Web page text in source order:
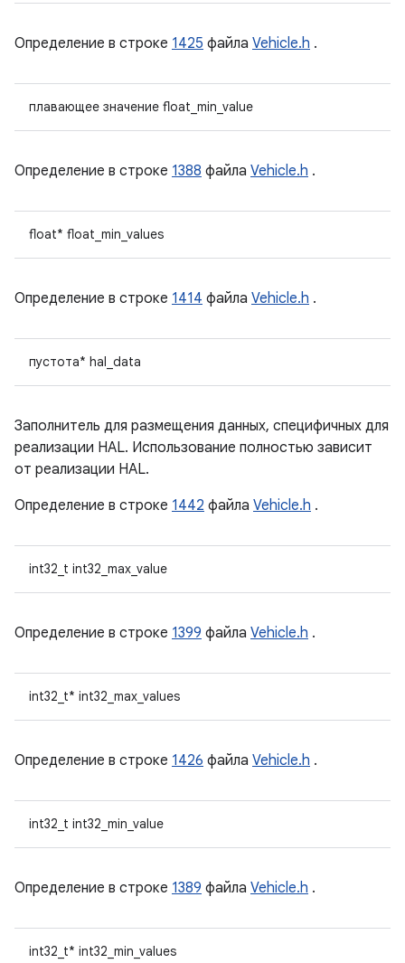
Определение в строке 1425 файла Vehicle.h .
плавающее значение float_min_value
Определение в строке 1388 файла Vehicle.h .
float* float_min_values
Определение в строке 1414 файла Vehicle.h .
пустота* hal_data
Заполнитель для размещения данных, специфичных для
реализации HAL. Использование полностью зависит
от реализации HAL.
Определение в строке 1442 файла Vehicle.h .
int32_t int32_max_value
Определение в строке 1399 файла Vehicle.h .
int32_t* int32_max_values
Определение в строке 1426 файла Vehicle.h .
int32_t int32_min_value
Определение в строке 1389 файла Vehicle.h .
int32_t* int32_min_values